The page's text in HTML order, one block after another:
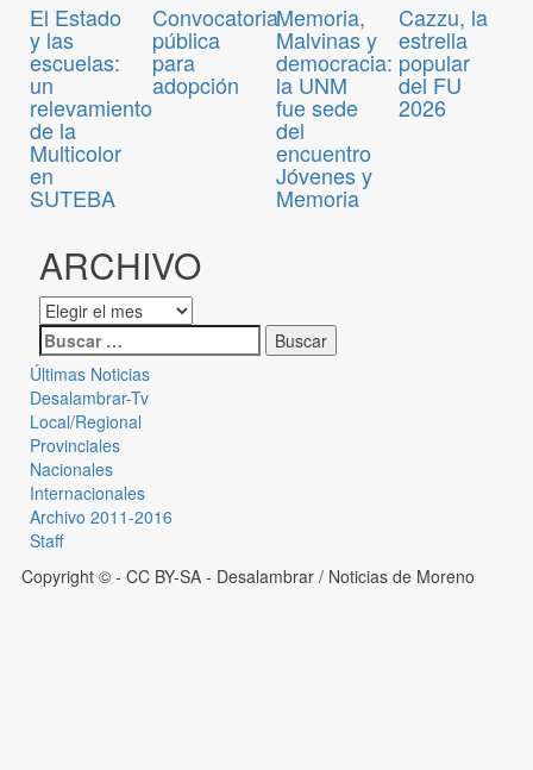
El Estado
y las
escuelas:
un
relevamiento
de la
Multicolor
en
SUTEBA
Convocatoria
pública
para
adopción
Memoria,
Malvinas y
democracia:
la UNM
fue sede
del
encuentro
Jóvenes y
Memoria
Cazzu, la
estrella
popular
del FU
2026
ARCHIVO
Últimas Noticias
Desalambrar-Tv
Local/Regional
Provinciales
Nacionales
Internacionales
Archivo 2011-2016
Staff
Copyright © - CC BY-SA - Desalambrar / Noticias de Moreno